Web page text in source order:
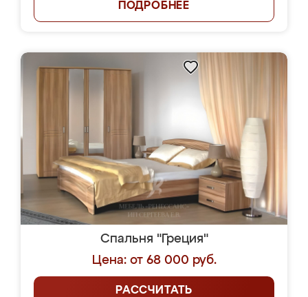
ПОДРОБНЕЕ
Спальня "Греция"
Цена: от 68 000 руб.
РАССЧИТАТЬ